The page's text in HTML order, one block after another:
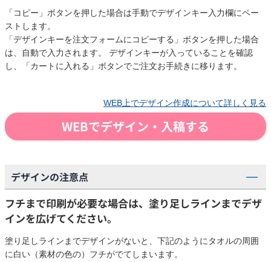
「コピー」ボタンを押した場合は手動でデザインキー入力欄にペー
ストします。
「デザインキーを注文フォームにコピーする」ボタンを押した場合
は、自動で入力されます。 デザインキーが入っていることを確認
し、「カートに入れる」ボタンでご注文お手続きに移ります。
WEB上でデザイン作成について詳しく見る
WEBでデザイン・入稿する
デザインの注意点
フチまで印刷が必要な場合は、塗り足しラインまでデザ
インを広げてください。
塗り足しラインまでデザインがないと、下記のようにタオルの周囲
に白い（素材の色の）フチがでてしまいます。